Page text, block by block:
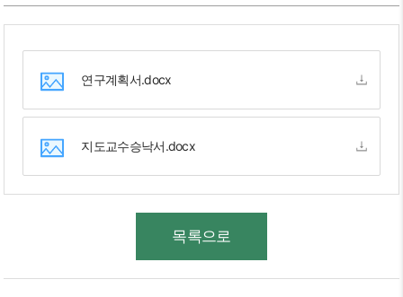
연구계획서.docx
지도교수승낙서.docx
목록으로